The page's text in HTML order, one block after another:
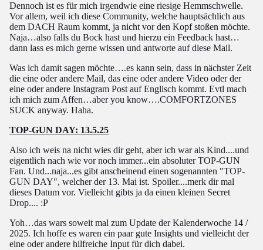
Dennoch ist es für mich irgendwie eine riesige Hemmschwelle.
Vor allem, weil ich diese Community, welche hauptsächlich aus
dem DACH Raum kommt, ja nicht vor den Kopf stoßen möchte.
Naja…also falls du Bock hast und hierzu ein Feedback hast…
dann lass es mich gerne wissen und antworte auf diese Mail.
Was ich damit sagen möchte….es kann sein, dass in nächster Zeit
die eine oder andere Mail, das eine oder andere Video oder der
eine oder andere Instagram Post auf Englisch kommt. Evtl mach
ich mich zum Affen…aber you know….COMFORTZONES
SUCK anyway. Haha.
TOP-GUN DAY: 13.5.25
Also ich weis na nicht wies dir geht, aber ich war als Kind....und
eigentlich nach wie vor noch immer...ein absoluter TOP-GUN
Fan. Und...naja...es gibt anscheinend einen sogenannten "TOP-
GUN DAY", welcher der 13. Mai ist. Spoiler....merk dir mal
dieses Datum vor. Vielleicht gibts ja da einen kleinen Secret
Drop.... :P
Yoh…das wars soweit mal zum Update der Kalenderwoche 14 /
2025. Ich hoffe es waren ein paar gute Insights und vielleicht der
eine oder andere hilfreiche Input für dich dabei.